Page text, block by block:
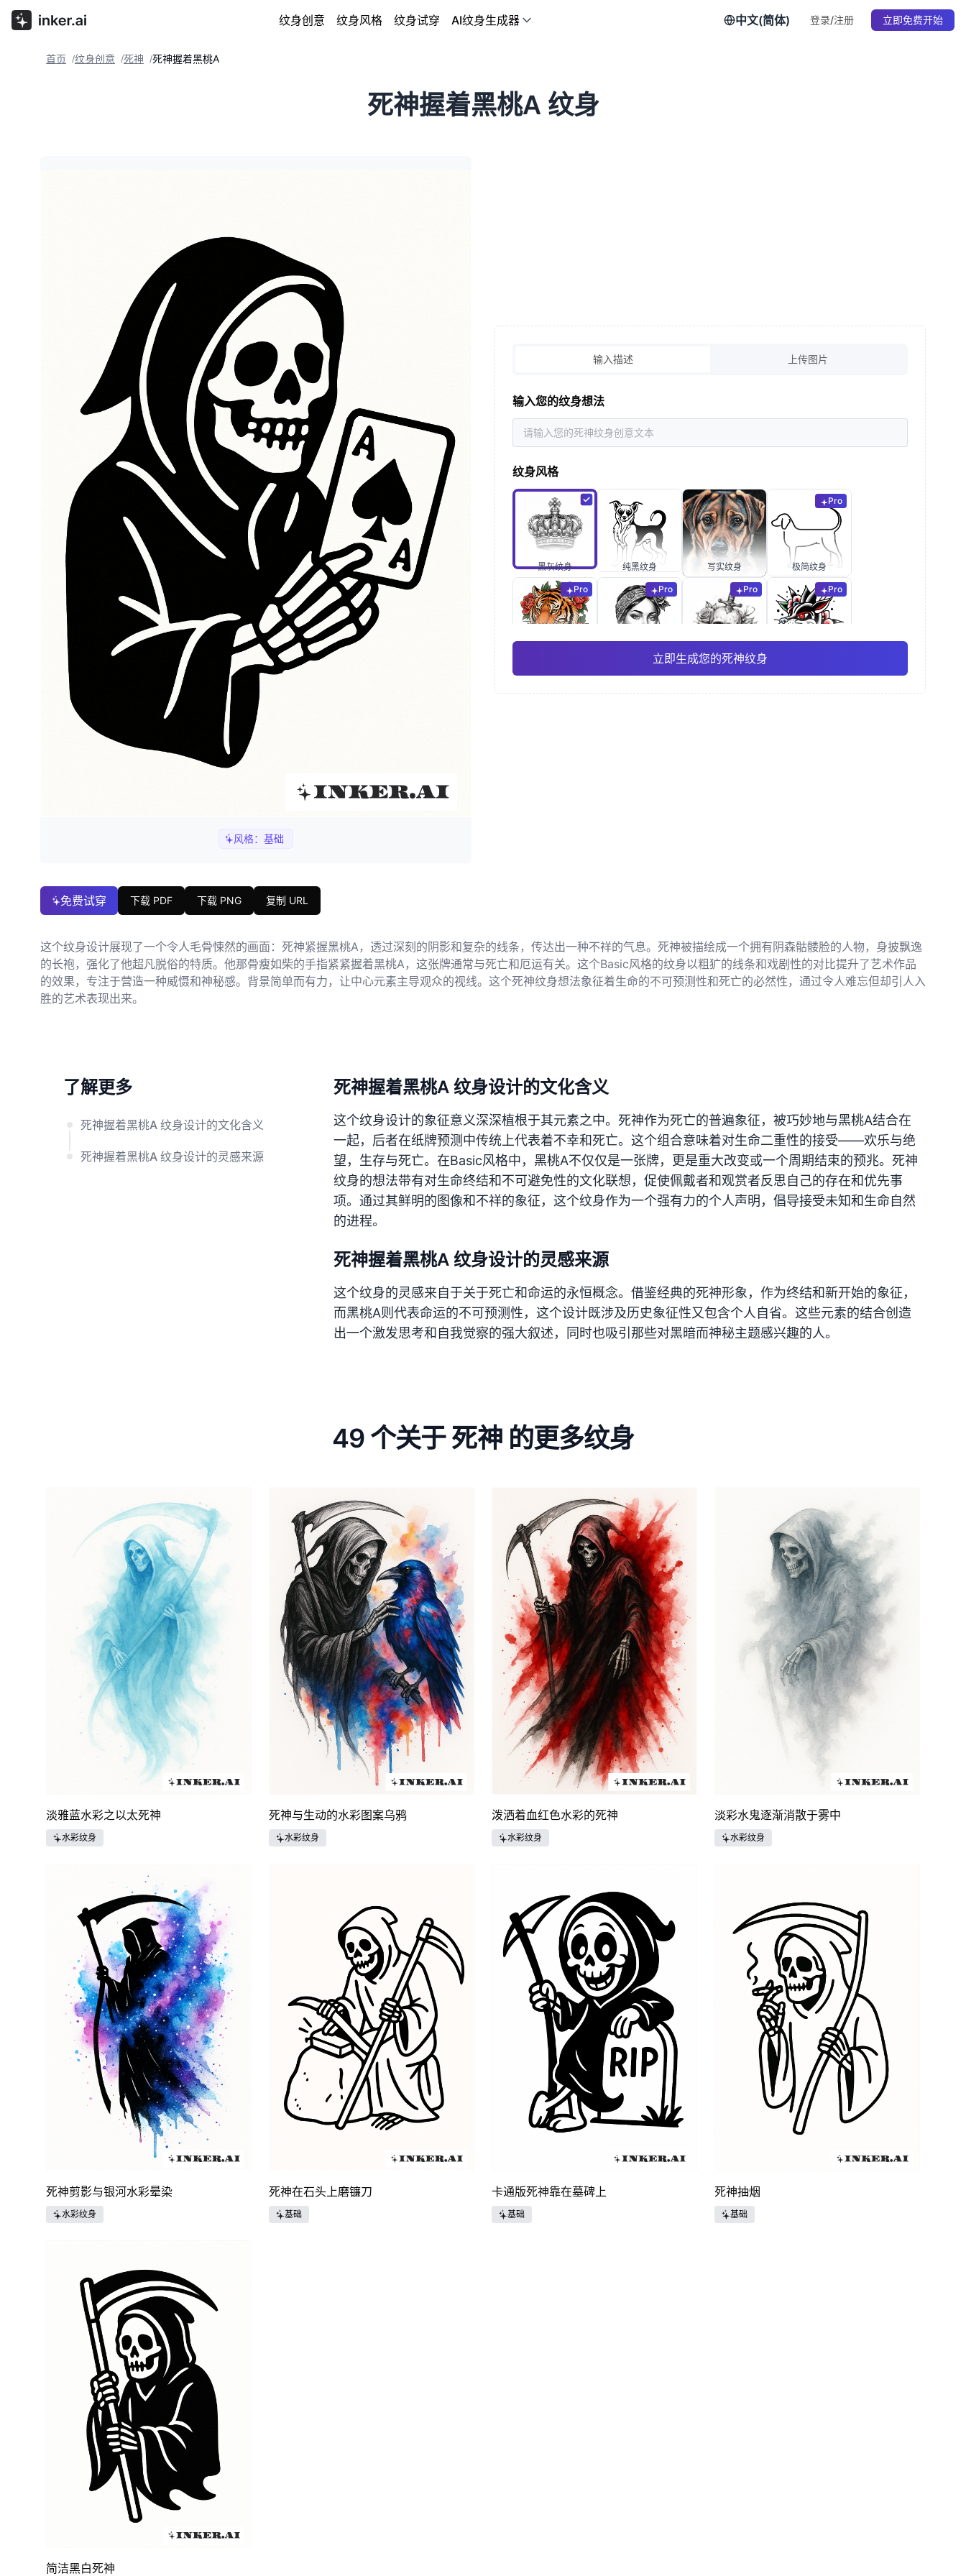
中文(简体) 登录/注册 立即免费开始
纹身创意 纹身风格 纹身试穿 AI纹身生成器
首页 /纹身创意 /死神 /死神握着黑桃A
死神握着黑桃A 纹身
风格： 基础
输入描述 上传图片
输入您的纹身想法
纹身风格
黑灰纹身 纯黑纹身 写实纹身
Pro
极简纹身
Pro
新传统
Pro
奇卡诺风格
Pro
素描风格
Pro
传统美式
立即生成您的死神纹身
免费试穿 下载 PDF 下载 PNG 复制 URL
这个纹身设计展现了一个令人毛骨悚然的画面：死神紧握黑桃A，透过深刻的阴影和复杂的线条，传达出一种不祥的气息。死神被描绘成一个拥有阴森骷髅脸的人物，身披飘逸
的长袍，强化了他超凡脱俗的特质。他那骨瘦如柴的手指紧紧握着黑桃A，这张牌通常与死亡和厄运有关。这个Basic风格的纹身以粗犷的线条和戏剧性的对比提升了艺术作品
的效果，专注于营造一种威慑和神秘感。背景简单而有力，让中心元素主导观众的视线。这个死神纹身想法象征着生命的不可预测性和死亡的必然性，通过令人难忘但却引人入
胜的艺术表现出来。
了解更多
死神握着黑桃A 纹身设计的文化含义
死神握着黑桃A 纹身设计的灵感来源
死神握着黑桃A 纹身设计的文化含义
这个纹身设计的象征意义深深植根于其元素之中。死神作为死亡的普遍象征，被巧妙地与黑桃A结合在
一起，后者在纸牌预测中传统上代表着不幸和死亡。这个组合意味着对生命二重性的接受——欢乐与绝
望，生存与死亡。在Basic风格中，黑桃A不仅仅是一张牌，更是重大改变或一个周期结束的预兆。死神
纹身的想法带有对生命终结和不可避免性的文化联想，促使佩戴者和观赏者反思自己的存在和优先事
项。通过其鲜明的图像和不祥的象征，这个纹身作为一个强有力的个人声明，倡导接受未知和生命自然
的进程。
死神握着黑桃A 纹身设计的灵感来源
这个纹身的灵感来自于关于死亡和命运的永恒概念。借鉴经典的死神形象，作为终结和新开始的象征，
而黑桃A则代表命运的不可预测性，这个设计既涉及历史象征性又包含个人自省。这些元素的结合创造
出一个激发思考和自我觉察的强大叙述，同时也吸引那些对黑暗而神秘主题感兴趣的人。
49 个关于 死神 的更多纹身
淡雅蓝水彩之以太死神
水彩纹身
死神与生动的水彩图案乌鸦
水彩纹身
泼洒着血红色水彩的死神
水彩纹身
淡彩水鬼逐渐消散于雾中
水彩纹身
死神剪影与银河水彩晕染
水彩纹身
死神在石头上磨镰刀
基础
卡通版死神靠在墓碑上
基础
死神抽烟
基础
简洁黑白死神